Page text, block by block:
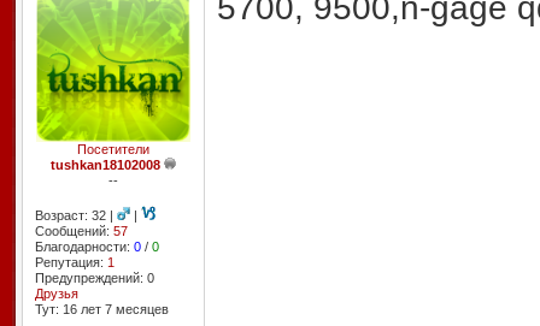
Посетители
tushkan18102008
--
Возраст: 32 |
|
Сообщений: 57
Благодарности: 0/ 0
Репутация: 1
Предупреждений: 0
Друзья
Тут: 16 лет 7 месяцев